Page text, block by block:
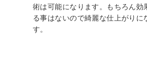
術は可能になります。もちろん効
る事はないので綺麗な仕上がりに
す。